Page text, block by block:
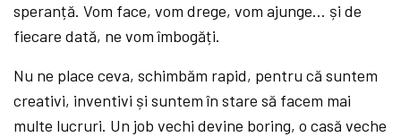
speranță. Vom face, vom drege, vom ajunge… și de
fiecare dată, ne vom îmbogăți.
Nu ne place ceva, schimbăm rapid, pentru că suntem
creativi, inventivi și suntem în stare să facem mai
multe lucruri. Un job vechi devine boring, o casă veche